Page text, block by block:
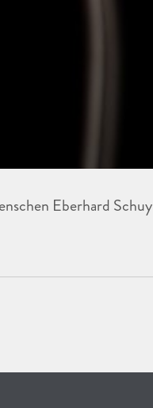
Eberhard Schuy